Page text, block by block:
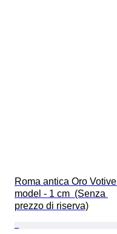
Roma antica Oro Votive
model - 1 cm  (Senza
prezzo di riserva)